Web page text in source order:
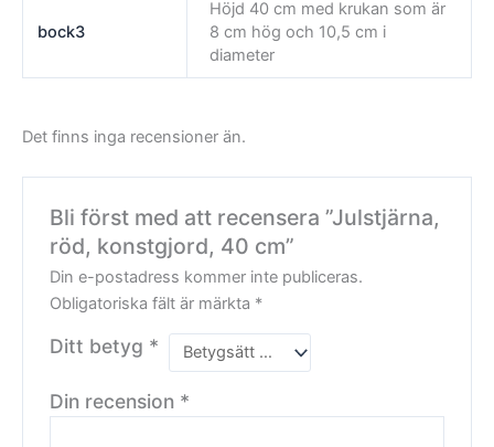
bock3
Höjd 40 cm med krukan som är
8 cm hög och 10,5 cm i
diameter
Det finns inga recensioner än.
Bli först med att recensera ”Julstjärna,
röd, konstgjord, 40 cm”
Din e-postadress kommer inte publiceras.
Obligatoriska fält är märkta *
Ditt betyg *
Din recension *